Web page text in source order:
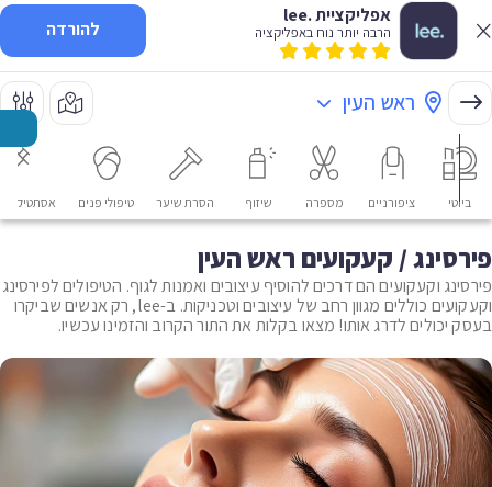
אפליקציית .lee
הרבה יותר נוח באפליקציה להורדה
ראש העין
ביוטי ציפורניים מספרה שיזוף הסרת שיער טיפולי פנים אסתטיקה
פירסינג / קעקועים ראש העין
פירסינג וקעקועים הם דרכים להוסיף עיצובים ואמנות לגוף. הטיפולים לפירסינג
וקעקועים כוללים מגוון רחב של עיצובים וטכניקות. ב-lee, רק אנשים שביקרו
בעסק יכולים לדרג אותו! מצאו בקלות את התור הקרוב והזמינו עכשיו.